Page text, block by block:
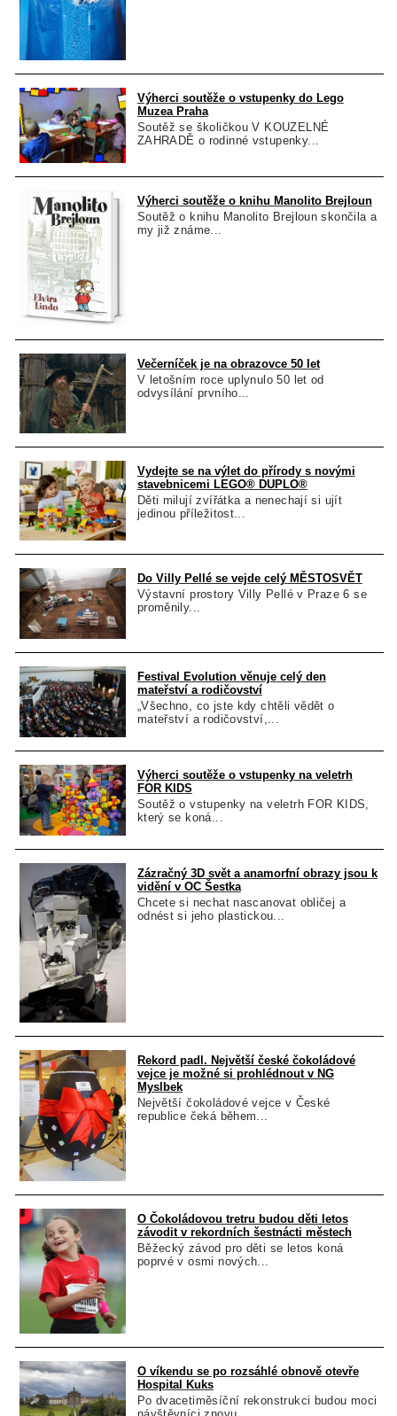
Výherci soutěže o vstupenky do Lego
Muzea Praha
Soutěž se školičkou V KOUZELNÉ
ZAHRADĚ o rodinné vstupenky...
Výherci soutěže o knihu Manolito Brejloun
Soutěž o knihu Manolito Brejloun skončila a
my již známe...
Večerníček je na obrazovce 50 let
V letošním roce uplynulo 50 let od
odvysílání prvního...
Vydejte se na výlet do přírody s novými
stavebnicemi LEGO® DUPLO®
Děti milují zvířátka a nenechají si ujít
jedinou příležitost...
Do Villy Pellé se vejde celý MĚSTOSVĚT
Výstavní prostory Villy Pellé v Praze 6 se
proměnily...
Festival Evolution věnuje celý den
mateřství a rodičovství
„Všechno, co jste kdy chtěli vědět o
mateřství a rodičovství,...
Výherci soutěže o vstupenky na veletrh
FOR KIDS
Soutěž o vstupenky na veletrh FOR KIDS,
který se koná...
Zázračný 3D svět a anamorfní obrazy jsou k
vidění v OC Šestka
Chcete si nechat nascanovat obličej a
odnést si jeho plastickou...
Rekord padl. Největší české čokoládové
vejce je možné si prohlédnout v NG
Myslbek
Největší čokoládové vejce v České
republice čeká během...
O Čokoládovou tretru budou děti letos
závodit v rekordních šestnácti městech
Běžecký závod pro děti se letos koná
poprvé v osmi nových...
O víkendu se po rozsáhlé obnově otevře
Hospital Kuks
Po dvacetiměsíční rekonstrukci budou moci